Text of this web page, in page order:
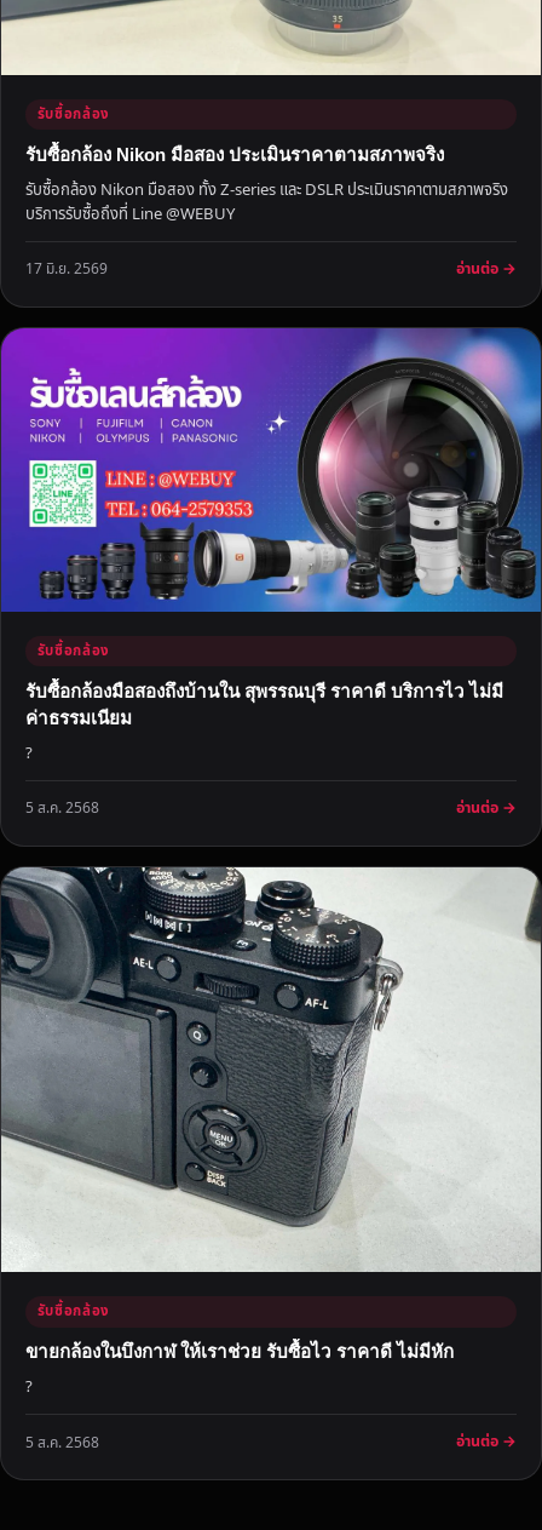
รับซื้อกล้อง
รับซื้อกล้อง Nikon มือสอง ประเมินราคาตามสภาพจริง
รับซื้อกล้อง Nikon มือสอง ทั้ง Z-series และ DSLR ประเมินราคาตามสภาพจริง
บริการรับซื้อถึงที่ Line @WEBUY
17 มิ.ย. 2569 อ่านต่อ →
รับซื้อกล้อง
รับซื้อกล้องมือสองถึงบ้านใน สุพรรณบุรี ราคาดี บริการไว ไม่มี
ค่าธรรมเนียม
?
5 ส.ค. 2568 อ่านต่อ →
รับซื้อกล้อง
ขายกล้องในบึงกาฬ ให้เราช่วย รับซื้อไว ราคาดี ไม่มีหัก
?
5 ส.ค. 2568 อ่านต่อ →